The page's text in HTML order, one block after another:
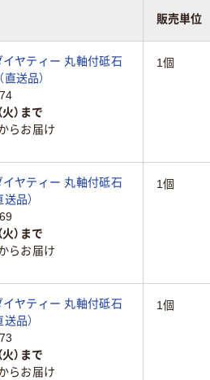
販売単位
ヤティー 丸軸付砥石
送品）
）まで
らお届け
1個
ヤティー 丸軸付砥石
品）
）まで
らお届け
1個
ヤティー 丸軸付砥石
品）
）まで
らお届け
1個